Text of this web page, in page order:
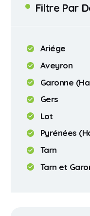
Filtre Par
Ariége
Aveyron
Garonne
Gers
Lot
Pyrénées
Tarn
Tarn et